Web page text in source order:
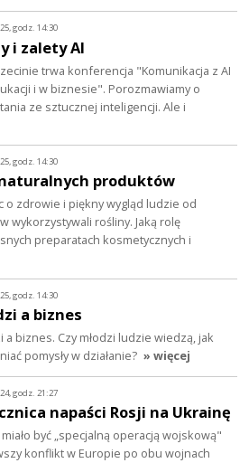
godz. 14:30
i zalety AI
trwa konferencja "Komunikacja z AI
i w biznesie". Porozmawiamy o
ze sztucznej inteligencji. Ale i
godz. 14:30
naturalnych produktów
o zdrowie i piękny wygląd ludzie od
wykorzystywali rośliny. Jaką rolę
preparatach kosmetycznych i
godz. 14:30
a biznes
a biznes. Czy młodzi ludzie wiedzą, jak
pomysły w działanie? » więcej
godz. 21:27
napaści Rosji na Ukrainę
miało być „specjalną operacją wojskową"
konflikt w Europie po obu wojnach